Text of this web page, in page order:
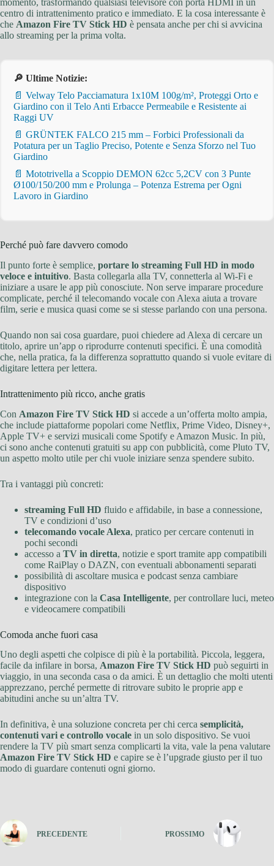
momento, trasformando qualsiasi televisore con porta HDMI in un
centro di intrattenimento pratico e immediato. E la cosa interessante è
che Amazon Fire TV Stick HD è pensata anche per chi si avvicina
allo streaming per la prima volta.
🔎 Ultime Notizie:
📄 Velway Telo Pacciamatura 1x10M 100g/m², Proteggi Orto e
Giardino con il Telo Anti Erbacce Permeabile e Resistente ai
Raggi UV
📄 GRÜNTEK FALCO 215 mm – Forbici Professionali da
Potatura per un Taglio Preciso, Potente e Senza Sforzo nel Tuo
Giardino
📄 Mototrivella a Scoppio DEMON 62cc 5,2CV con 3 Punte
Ø100/150/200 mm e Prolunga – Potenza Estrema per Ogni
Lavoro in Giardino
Perché può fare davvero comodo
Il punto forte è semplice, portare lo streaming Full HD in modo
veloce e intuitivo. Basta collegarla alla TV, connetterla al Wi-Fi e
iniziare a usare le app più conosciute. Non serve imparare procedure
complicate, perché il telecomando vocale con Alexa aiuta a trovare
film, serie e musica quasi come se si stesse parlando con una persona.
Quando non sai cosa guardare, puoi chiedere ad Alexa di cercare un
titolo, aprire un’app o riprodurre contenuti specifici. È una comodità
che, nella pratica, fa la differenza soprattutto quando si vuole evitare di
digitare lettera per lettera.
Intrattenimento più ricco, anche gratis
Con Amazon Fire TV Stick HD si accede a un’offerta molto ampia,
che include piattaforme popolari come Netflix, Prime Video, Disney+,
Apple TV+ e servizi musicali come Spotify e Amazon Music. In più,
ci sono anche contenuti gratuiti su app con pubblicità, come Pluto TV,
un aspetto molto utile per chi vuole iniziare senza spendere subito.
Tra i vantaggi più concreti:
streaming Full HD fluido e affidabile, in base a connessione,
TV e condizioni d’uso
telecomando vocale Alexa, pratico per cercare contenuti in
pochi secondi
accesso a TV in diretta, notizie e sport tramite app compatibili
come RaiPlay o DAZN, con eventuali abbonamenti separati
possibilità di ascoltare musica e podcast senza cambiare
dispositivo
integrazione con la Casa Intelligente, per controllare luci, meteo
e videocamere compatibili
Comoda anche fuori casa
Uno degli aspetti che colpisce di più è la portabilità. Piccola, leggera,
facile da infilare in borsa, Amazon Fire TV Stick HD può seguirti in
viaggio, in una seconda casa o da amici. È un dettaglio che molti utenti
apprezzano, perché permette di ritrovare subito le proprie app e
abitudini anche su un’altra TV.
In definitiva, è una soluzione concreta per chi cerca semplicità,
contenuti vari e controllo vocale in un solo dispositivo. Se vuoi
rendere la TV più smart senza complicarti la vita, vale la pena valutare
Amazon Fire TV Stick HD e capire se è l’upgrade giusto per il tuo
modo di guardare contenuti ogni giorno.
PRECEDENTE PROSSIMO